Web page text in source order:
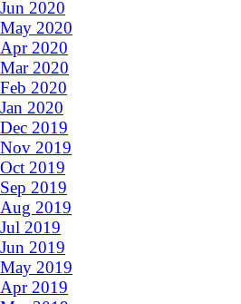
Jun 2020
May 2020
Apr 2020
Mar 2020
Feb 2020
Jan 2020
Dec 2019
Nov 2019
Oct 2019
Sep 2019
Aug 2019
Jul 2019
Jun 2019
May 2019
Apr 2019